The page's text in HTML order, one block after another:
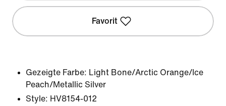
Favorit
Gezeigte Farbe: Light Bone/Arctic Orange/Ice
Peach/Metallic Silver
Style: HV8154-012